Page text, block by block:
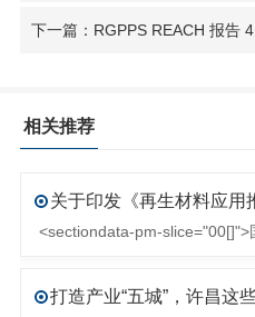
下一篇：RGPPS REACH 报告 4
相关推荐